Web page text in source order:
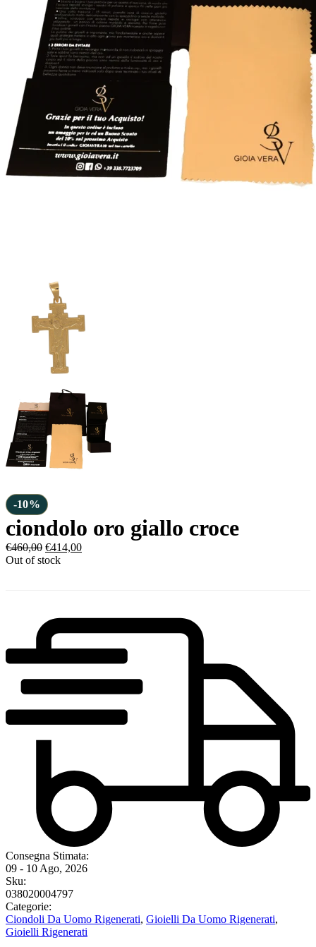
-10%
ciondolo oro giallo croce
€460,00 €414,00
Out of stock
Consegna Stimata:
09 - 10 Ago, 2026
Sku:
038020004797
Categorie:
Ciondoli Da Uomo Rigenerati, Gioielli Da Uomo Rigenerati,
Gioielli Rigenerati